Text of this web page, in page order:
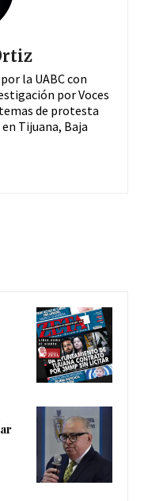
la UABC con
por Voces
de protesta
Tijuana, Baja